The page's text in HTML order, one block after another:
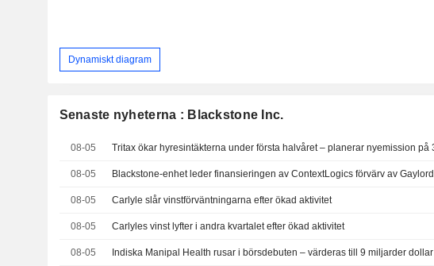
Dynamiskt diagram
Senaste nyheterna : Blackstone Inc.
08-05
08-05
08-05 Carlyle slår vinstförväntningarna efter ökad aktivitet
08-05 Carlyles vinst lyfter i andra kvartalet efter ökad aktivitet
08-05 Indiska Manipal Health rusar i börsdebuten – värderas till 9 miljarder dollar